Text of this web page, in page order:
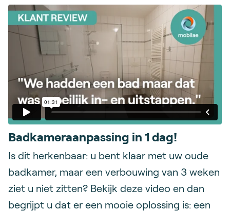
Badkameraanpassing in 1 dag!
Is dit herkenbaar: u bent klaar met uw oude
badkamer, maar een verbouwing van 3 weken
ziet u niet zitten? Bekijk deze video en dan
begrijpt u dat er een mooie oplossing is: een